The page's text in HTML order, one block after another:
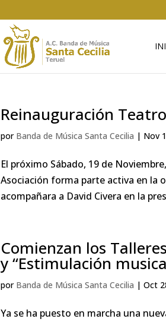
Reinauguración
por Banda de Música Santa Cecilia | Nov
El próximo Sábado, 19 de
Asociación forma parte activa en la
acompañara a David Civera en la
Comienzan los
y “Estimulación
por Banda de Música Santa Cecilia |Oct
Ya se ha puesto en marcha una